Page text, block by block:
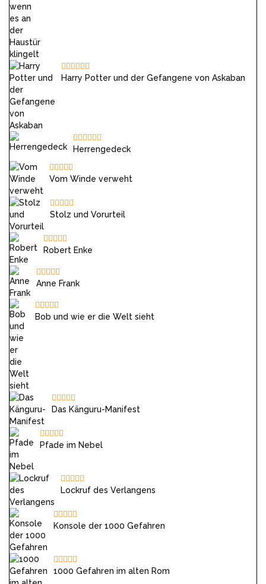
Harry Potter und der Gefangene von Askaban
Herrengedeck
Vom Winde verweht
Stolz und Vorurteil
Robert Enke
Anne Frank
Bob und wie er die Welt sieht
Das Känguru-Manifest
Pfade im Nebel
Lockruf des Verlangens
Konsole der 1000 Gefahren
1000 Gefahren im alten Rom